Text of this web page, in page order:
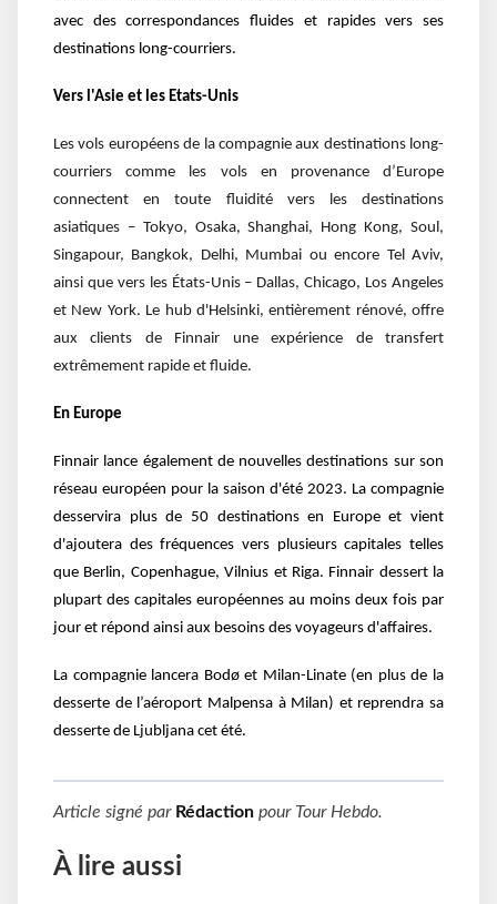
avec des correspondances fluides et rapides vers ses
destinations long-courriers.
Vers l'Asie et les Etats-Unis
Les vols européens de la compagnie aux destinations long-
courriers comme les vols en provenance d’Europe
connectent en toute fluidité vers les destinations
asiatiques – Tokyo, Osaka, Shanghai, Hong Kong, Soul,
Singapour, Bangkok, Delhi, Mumbai ou encore Tel Aviv,
ainsi que vers les États-Unis – Dallas, Chicago, Los Angeles
et New York. Le hub d'Helsinki, entièrement rénové, offre
aux clients de Finnair une expérience de transfert
extrêmement rapide et fluide.
En Europe
Finnair lance également de nouvelles destinations sur son
réseau européen pour la saison d'été 2023. La compagnie
desservira plus de 50 destinations en Europe et vient
d'ajoutera des fréquences vers plusieurs capitales telles
que Berlin, Copenhague, Vilnius et Riga. Finnair dessert la
plupart des capitales européennes au moins deux fois par
jour et répond ainsi aux besoins des voyageurs d'affaires.
La compagnie lancera Bodø et Milan-Linate (en plus de la
desserte de l’aéroport Malpensa à Milan) et reprendra sa
desserte de Ljubljana cet été.
Article signé par Rédaction pour Tour Hebdo.
À lire aussi